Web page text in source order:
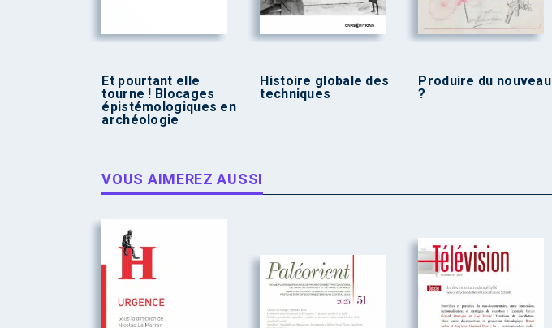
Et pourtant elle
tourne ! Blocages
épistémologiques en
archéologie
Histoire globale des
techniques
Produire du nouveau
?
VOUS AIMEREZ AUSSI